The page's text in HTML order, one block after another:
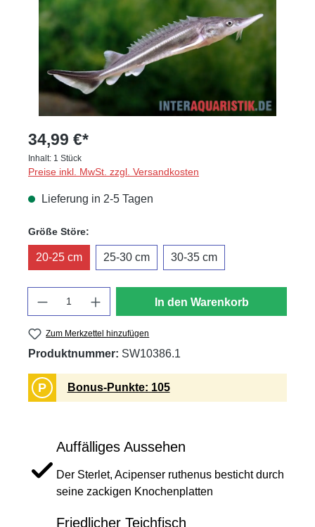
34,99 €*
Inhalt: 1 Stück
Preise inkl. MwSt. zzgl. Versandkosten
Lieferung in 2-5 Tagen
Größe Störe:
20-25 cm 25-30 cm 30-35 cm
In den Warenkorb
Zum Merkzettel hinzufügen
Produktnummer: SW10386.1
P Bonus-Punkte: 105
Auffälliges Aussehen
Der Sterlet, Acipenser ruthenus besticht durch
seine zackigen Knochenplatten
Friedlicher Teichfisch